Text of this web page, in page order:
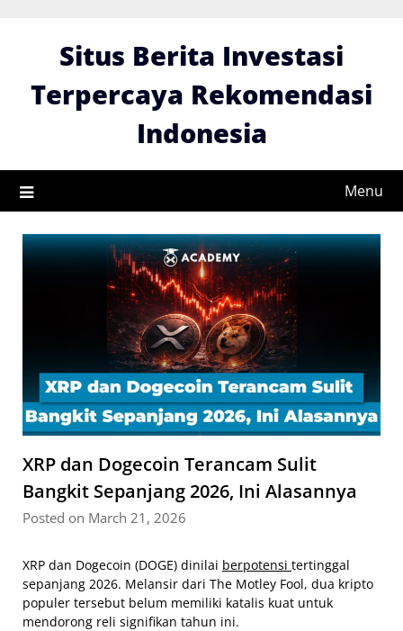
Situs Berita Investasi
Terpercaya Rekomendasi
Indonesia
Menu
XRP dan Dogecoin Terancam Sulit
Bangkit Sepanjang 2026, Ini Alasannya
Posted on March 21, 2026
XRP dan Dogecoin (DOGE) dinilai berpotensi tertinggal
sepanjang 2026. Melansir dari The Motley Fool, dua kripto
populer tersebut belum memiliki katalis kuat untuk
mendorong reli signifikan tahun ini.